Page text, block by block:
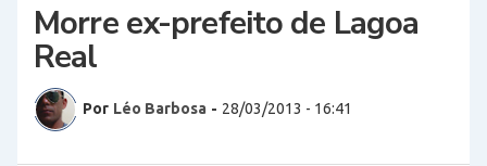
Morre ex-prefeito de Lagoa
Real
Por Léo Barbosa - 28/03/2013 - 16:41